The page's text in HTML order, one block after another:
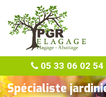
05 33 06 02 54
Spécialiste